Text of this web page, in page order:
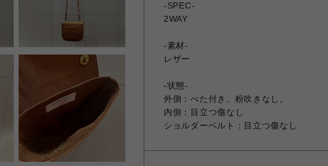
-SPEC-
2WAY
-素材-
レザー
-状態-
外側：べた付き、粉吹きなし。
内側：目立つ傷なし
ショルダーベルト：目立つ傷なし